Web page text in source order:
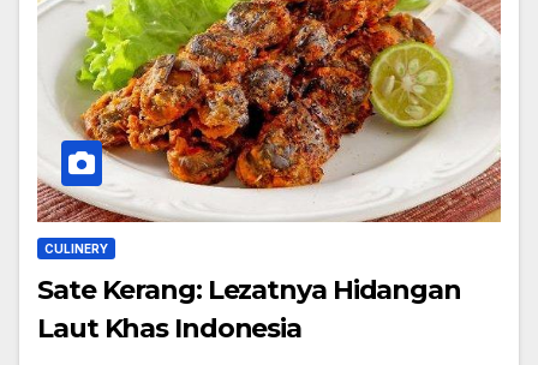
CULINERY
Sate Kerang: Lezatnya Hidangan
Laut Khas Indonesia